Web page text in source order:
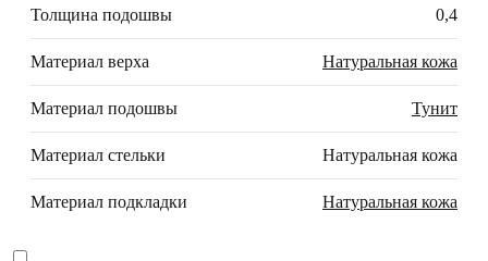
Толщина подошвы 0,4
Материал верха Натуральная кожа
Материал подошвы Тунит
Материал стельки Натуральная кожа
Материал подкладки Натуральная кожа